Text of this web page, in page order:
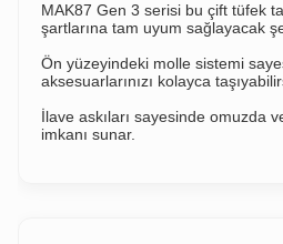
MAK87 Gen 3 serisi bu çift tüfek
şartlarına tam uyum sağlayacak
Ön yüzeyindeki molle sistemi
aksesuarlarınızı kolayca
İlave askıları sayesinde omuzda
imkanı sunar.